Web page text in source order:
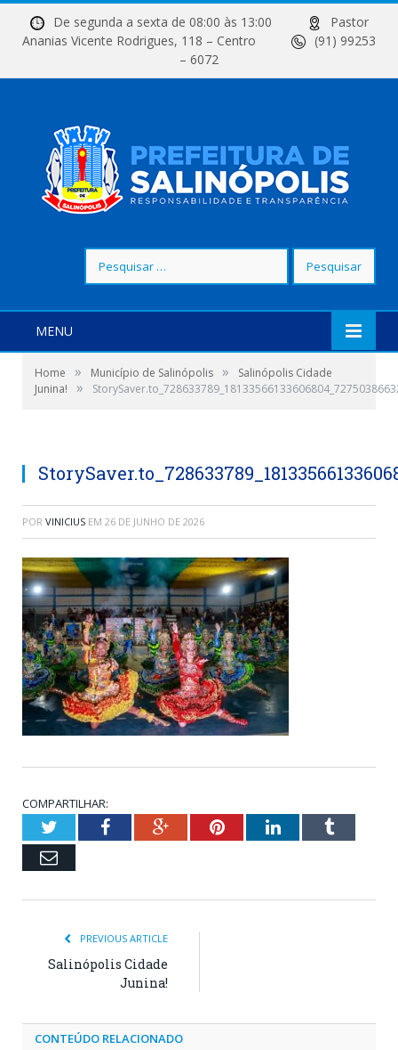
De segunda a sexta de 08:00 às 13:00
Pastor
Ananias Vicente Rodrigues, 118 – Centro
(91) 99253
– 6072
por:
MENU
Home » Município de Salinópolis »
Salinópolis Cidade
Junina!
»
POR VINICIUS EM 26 DE JUNHO DE 2026
COMPARTILHAR:
TwitterFacebookGoogle+PinterestLinkedInTumblr
Email
PREVIOUS ARTICLE
Salinópolis Cidade
Junina!
CONTEÚDO RELACIONADO